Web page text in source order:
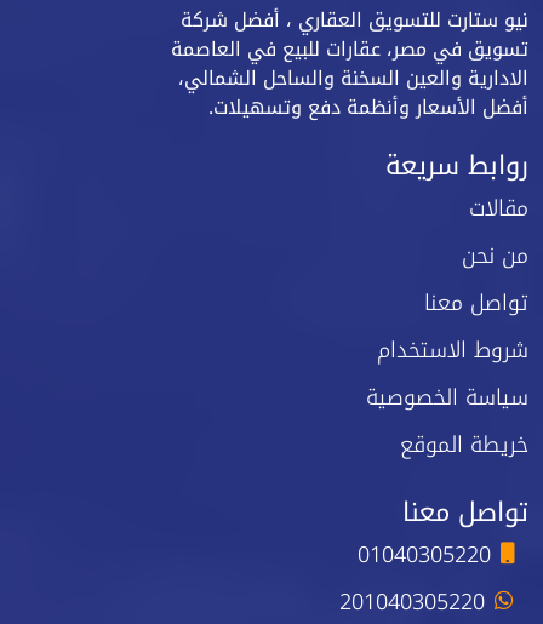
نيو ستارت للتسويق العقاري ، أفضل شركة
تسويق في مصر، عقارات للبيع في العاصمة
الادارية والعين السخنة والساحل الشمالي،
أفضل الأسعار وأنظمة دفع وتسهيلات.
روابط سريعة
مقالات
من نحن
تواصل معنا
شروط الاستخدام
سياسة الخصوصية
خريطة الموقع
تواصل معنا
01040305220
201040305220